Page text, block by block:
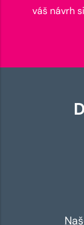
váš návrh